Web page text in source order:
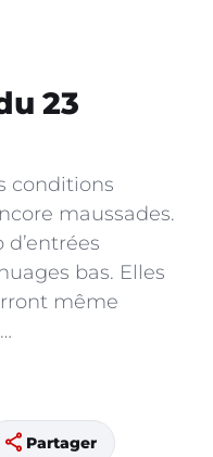
23
conditions
maussades.
bas. Elles
même
share Partager